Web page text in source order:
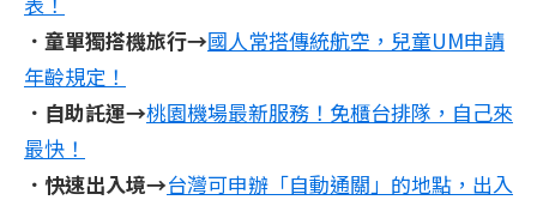
．童單獨搭機旅行→國人常搭傳統航空，兒童UM申請
年齡規定！
．自助託運→桃園機場最新服務！免櫃台排隊，自己來
最快！
．快速出入境→台灣可申辦「自動通關」的地點，出入